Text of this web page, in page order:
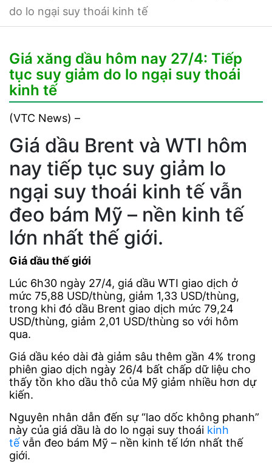
do lo ngại suy thoái kinh tế
Giá xăng dầu hôm nay 27/4: Tiếp
tục suy giảm do lo ngại suy thoái
kinh tế
(VTC News) –
Giá dầu Brent và WTI hôm
nay tiếp tục suy giảm lo
ngại suy thoái kinh tế vẫn
đeo bám Mỹ – nền kinh tế
lớn nhất thế giới.
Giá dầu thế giới
Lúc 6h30 ngày 27/4, giá dầu WTI giao dịch ở
mức 75,88 USD/thùng, giảm 1,33 USD/thùng,
trong khi đó dầu Brent giao dịch mức 79,24
USD/thùng, giảm 2,01 USD/thùng so với hôm
qua.
Giá dầu kéo dài đà giảm sâu thêm gần 4% trong
phiên giao dịch ngày 26/4 bất chấp dữ liệu cho
thấy tồn kho dầu thô của Mỹ giảm nhiều hơn dự
kiến.
Nguyên nhân dẫn đến sự “lao dốc không phanh”
này của giá dầu là do lo ngại suy thoái kinh
tế vẫn đeo bám Mỹ – nền kinh tế lớn nhất thế
giới.